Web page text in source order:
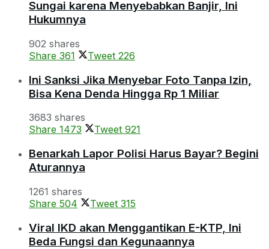
Sungai karena Menyebabkan Banjir, Ini
Hukumnya
902 shares
Share 361 Tweet 226
Ini Sanksi Jika Menyebar Foto Tanpa Izin,
Bisa Kena Denda Hingga Rp 1 Miliar
3683 shares
Share 1473 Tweet 921
Benarkah Lapor Polisi Harus Bayar? Begini
Aturannya
1261 shares
Share 504 Tweet 315
Viral IKD akan Menggantikan E-KTP, Ini
Beda Fungsi dan Kegunaannya